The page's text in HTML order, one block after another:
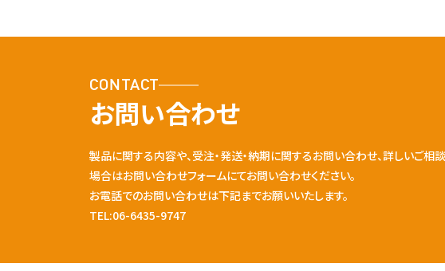
CONTACT
お問い合わせ
製品に関する内容や、受注・発送・納期に関するお問い合わせ、詳しいご相
場合はお問い合わせフォームにてお問い合わせください。
お電話でのお問い合わせは下記までお願いいたします。
TEL:06-6435-9747